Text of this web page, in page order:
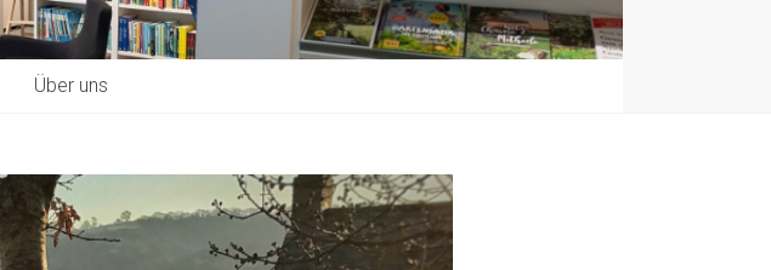
Über uns